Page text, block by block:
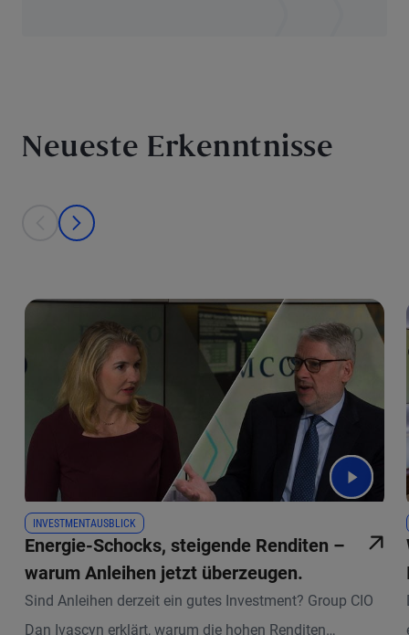
Neueste Erkenntnisse
This is a carousel with individual cards. Use the previous and next
prev
next
INVESTMENTAUSBLICK
Energie-Schocks, steigende Renditen –
warum Anleihen jetzt überzeugen.
Sind Anleihen derzeit ein gutes Investment? Group CIO
Dan Ivascyn erklärt, warum die hohen Renditen